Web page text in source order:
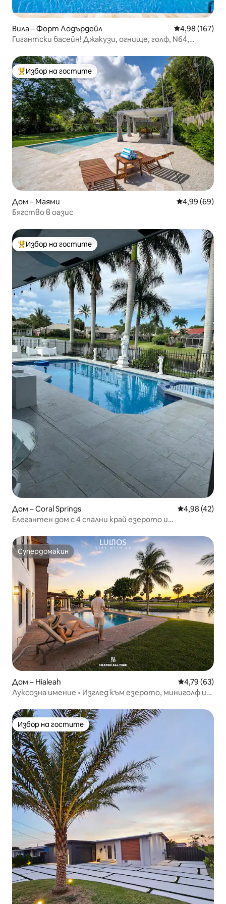
Вила – Форт Лодърдейл Средна
4,98 (167)
Гигантски басейн! Джакузи, огнище, голф, N64,
Най-популярен избор на гостите
Избор на гостите
Дом – Маями Средна
4,99 (69)
Бягство в оазис
Най-популярен избор на гостите
Избор на гостите
Дом – Coral Springs Средна
4,98 (42)
Елегантен дом с 4 спални край езерото и
Супердомакин
Супердомакин
Дом – Hialeah Средна
4,79 (63)
Луксозна имение • Изглед към езерото, миниголф и
Избор на гостите
Избор на гостите